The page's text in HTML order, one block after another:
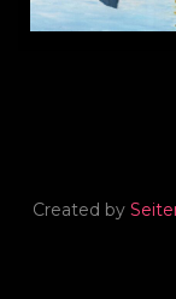
Created by